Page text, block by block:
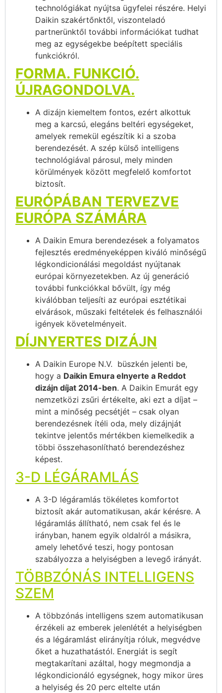
technológiákat nyújtsa ügyfelei részére. Helyi
Daikin szakértőnktől, viszonteladó
partnerünktől további információkat tudhat
meg az egységekbe beépített speciális
funkciókról.
FORMA. FUNKCIÓ.
ÚJRAGONDOLVA.
A dizájn kiemeltem fontos, ezért alkottuk
meg a karcsú, elegáns beltéri egységeket,
amelyek remekül egészítik ki a szoba
berendezését. A szép külső intelligens
technológiával párosul, mely minden
körülmények között megfelelő komfortot
biztosít.
EURÓPÁBAN TERVEZVE
EURÓPA SZÁMÁRA
A Daikin Emura berendezések a folyamatos
fejlesztés eredményeképpen kiváló minőségű
légkondicionálási megoldást nyújtanak
európai környezetekben. Az új generáció
további funkciókkal bővült, így még
kiválóbban teljesíti az európai esztétikai
elvárások, műszaki feltételek és felhasználói
igények követelményeit.
DÍJNYERTES DIZÁJN
A Daikin Europe N.V. büszkén jelenti be,
hogy a Daikin Emura elnyerte a Reddot
dizájn díjat 2014-ben. A Daikin Emurát egy
nemzetközi zsűri értékelte, aki ezt a díjat –
mint a minőség pecsétjét – csak olyan
berendezésnek ítéli oda, mely dizájnját
tekintve jelentős mértékben kiemelkedik a
többi összehasonlítható berendezéshez
képest.
3-D LÉGÁRAMLÁS
A 3-D légáramlás tökéletes komfortot
biztosít akár automatikusan, akár kérésre. A
légáramlás állítható, nem csak fel és le
irányban, hanem egyik oldalról a másikra,
amely lehetővé teszi, hogy pontosan
szabályozza a helyiségben a levegő irányát.
TÖBBZÓNÁS INTELLIGENS
SZEM
A többzónás intelligens szem automatikusan
érzékeli az emberek jelenlétét a helyiségben
és a légáramlást elirányítja róluk, megvédve
őket a huzathatástól. Energiát is segít
megtakarítani azáltal, hogy megmondja a
légkondicionáló egységnek, hogy mikor üres
a helyiség és 20 perc eltelte után